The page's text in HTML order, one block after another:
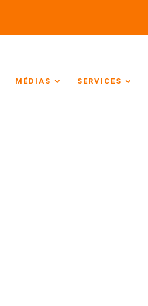
MÉDIAS SERVICES